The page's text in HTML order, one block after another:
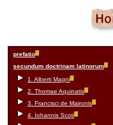
prefatio
secundum doctrinam latinorum
1. Alberti Magni
2. Thomae Aquinatis
3. Francisci de Maironis
4. Iohannis Scoti